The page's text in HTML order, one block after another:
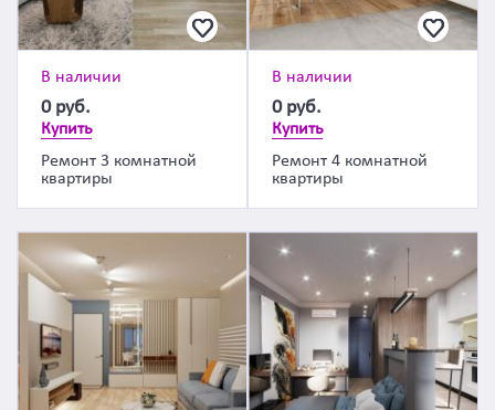
В наличии
0 руб.
Купить
Ремонт 3 комнатной
квартиры
В наличии
0 руб.
Купить
Ремонт 4 комнатной
квартиры